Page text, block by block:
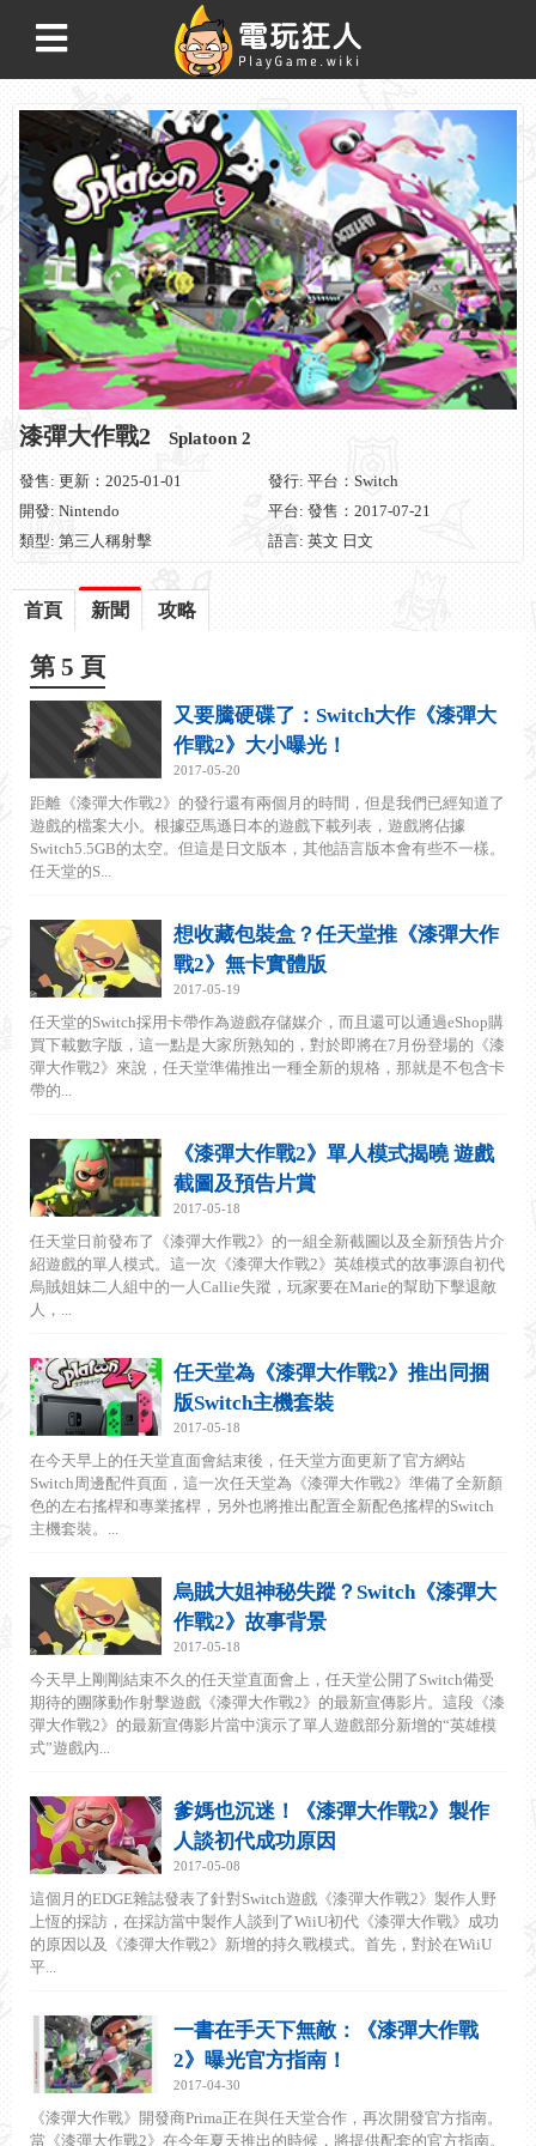
漆彈大作戰2 Splatoon 2
發售: 更新：2025-01-01
發行: 平台：Switch
開發: Nintendo
平台: 發售：2017-07-21
類型: 第三人稱射擊
語言: 英文 日文
首頁 新聞 攻略
第 5 頁
又要騰硬碟了：Switch大作《漆彈大
作戰2》大小曝光！
2017-05-20
距離《漆彈大作戰2》的發行還有兩個月的時間，但是我們已經知道了
遊戲的檔案大小。根據亞馬遜日本的遊戲下載列表，遊戲將佔據
Switch5.5GB的太空。但這是日文版本，其他語言版本會有些不一樣。
任天堂的S...
想收藏包裝盒？任天堂推《漆彈大作
戰2》無卡實體版
2017-05-19
任天堂的Switch採用卡帶作為遊戲存儲媒介，而且還可以通過eShop購
買下載數字版，這一點是大家所熟知的，對於即將在7月份登場的《漆
彈大作戰2》來說，任天堂準備推出一種全新的規格，那就是不包含卡
帶的...
《漆彈大作戰2》單人模式揭曉 遊戲
截圖及預告片賞
2017-05-18
任天堂日前發布了《漆彈大作戰2》的一組全新截圖以及全新預告片介
紹遊戲的單人模式。這一次《漆彈大作戰2》英雄模式的故事源自初代
烏賊姐妹二人組中的一人Callie失蹤，玩家要在Marie的幫助下擊退敵
人，...
任天堂為《漆彈大作戰2》推出同捆
版Switch主機套裝
2017-05-18
在今天早上的任天堂直面會結束後，任天堂方面更新了官方網站
Switch周邊配件頁面，這一次任天堂為《漆彈大作戰2》準備了全新顏
色的左右搖桿和專業搖桿，另外也將推出配置全新配色搖桿的Switch
主機套裝。...
烏賊大姐神秘失蹤？Switch《漆彈大
作戰2》故事背景
2017-05-18
今天早上剛剛結束不久的任天堂直面會上，任天堂公開了Switch備受
期待的團隊動作射擊遊戲《漆彈大作戰2》的最新宣傳影片。這段《漆
彈大作戰2》的最新宣傳影片當中演示了單人遊戲部分新增的“英雄模
式”遊戲內...
爹媽也沉迷！《漆彈大作戰2》製作
人談初代成功原因
2017-05-08
這個月的EDGE雜誌發表了針對Switch遊戲《漆彈大作戰2》製作人野
上恆的採訪，在採訪當中製作人談到了WiiU初代《漆彈大作戰》成功
的原因以及《漆彈大作戰2》新增的持久戰模式。首先，對於在WiiU
平...
一書在手天下無敵：《漆彈大作戰
2》曝光官方指南！
2017-04-30
《漆彈大作戰》開發商Prima正在與任天堂合作，再次開發官方指南。
當《漆彈大作戰2》在今年夏天推出的時候，將提供配套的官方指南。